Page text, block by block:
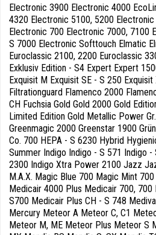
Electronic 3900 Electronic 4000
4320 Electronic 5100, 5200
Electronic 700 Electronic 7000, 7100
S 7000 Electronic Softtouch Elmatic
Euroclassic 2100, 2200 Euroclassic
Exklusiv Edition - S4 Expert Expert
Exquisit M Exquisit SE - S 250
Filtrationguard Flamenco 2000
CH Fuchsia Gold Gold 2000 Gold
Limited Edition Gold Metallic Power
Greenmagic 2000 Greenstar 1900
Co. 700 HEPA - S 6230 Hybrid
Summer Indigo Indigo - S 571 Indigo
2300 Indigo Xtra Power 2100 Jazz
M.A.X. Magic Blue 700 Magic Mint
Medicair 4000 Plus Medicair 700, 700
S700 Medicair Plus CH - S 748
Mercury Meteor A Meteor C, C1
Meteor M, ME Meteor Plus Meteor S